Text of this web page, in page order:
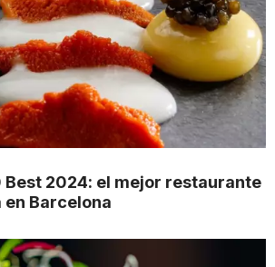
Best 2024: el mejor restaurante
Barcelona